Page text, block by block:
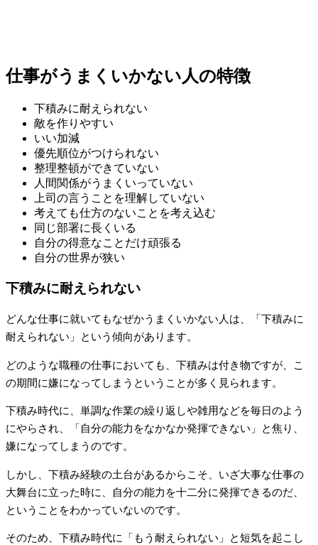
仕事がうまくいかない人の特徴
下積みに耐えられない
敵を作りやすい
いい加減
優先順位がつけられない
整理整頓ができていない
人間関係がうまくいっていない
上司の言うことを理解していない
考えても仕方のないことを考え込む
同じ部署に長くいる
自分の得意なことだけ頑張る
自分の世界が狭い
下積みに耐えられない
どんな仕事に就いてもなぜかうまくいかない人は、「下積みに
耐えられない」という傾向があります。
どのような職種の仕事においても、下積みは付き物ですが、こ
の期間に嫌になってしまうということが多く見られます。
下積み時代に、単調な作業の繰り返しや雑用などを毎日のよう
にやらされ、「自分の能力をなかなか発揮できない」と焦り、
嫌になってしまうのです。
しかし、下積み経験の土台があるからこそ、いざ大事な仕事の
大舞台に立った時に、自分の能力を十二分に発揮できるのだ、
ということをわかっていないのです。
そのため、下積み時代に「もう耐えられない」と短気を起こし